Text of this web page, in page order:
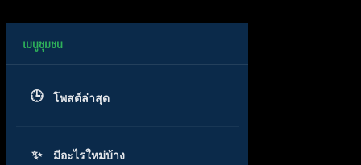
โพสต์ล่าสุด
มีอะไรใหม่บ้าง